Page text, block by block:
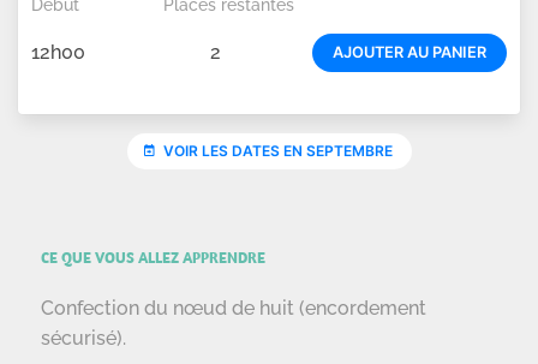
CE QUE VOUS ALLEZ APPRENDRE
Confection du nœud de huit (encordement
sécurisé).